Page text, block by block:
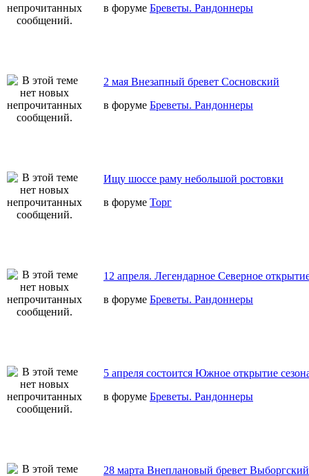
в форуме Бреветы. Рандоннеры
2 мая Внезапный бревет Сосновский
в форуме Бреветы. Рандоннеры
Ищу шоссе раму небольшой ростовки
в форуме Торг
12 апреля. Легендарное Северное
в форуме Бреветы. Рандоннеры
5 апреля состоится Южное открытие
в форуме Бреветы. Рандоннеры
28 марта Внеплановый бревет